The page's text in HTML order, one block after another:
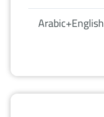
Arabic+English